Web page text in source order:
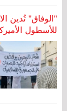
"الوفاق" تُدين
للأسطول